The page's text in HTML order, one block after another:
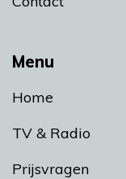
Menu
Home
TV & Radio
Prijsvragen